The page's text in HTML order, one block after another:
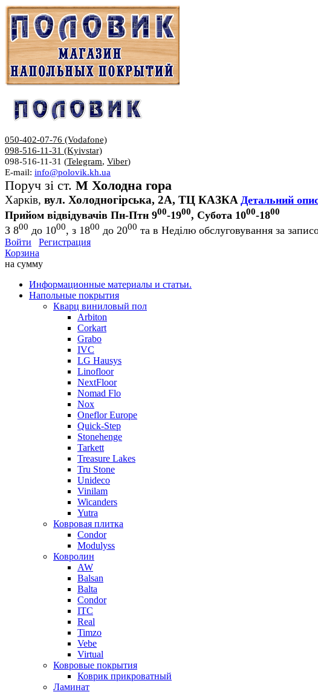
050-402-07-76 (Vodafone)
098-516-11-31 (Kyivstar)
098-516-11-31 (Telegram, Viber)
E-mail: info@polovik.kh.ua
Поруч зі ст. М Холодна гора
Харків, вул. Холодногірська, 2А, ТЦ КАЗКА Детальний
Прийом відвідувачів Пн-Птн 900-1900, Субота 1000-1800
З 800 до 1000, з 1800 до 2000 та в Неділю обслуговування за
Войти
Регистрация
Корзина
на сумму
Информационные материалы и статьи.
Напольные покрытия
Кварц виниловый пол
Arbiton
Corkart
Grabo
IVC
LG Hausys
Linofloor
NextFloor
Nomad Flo
Nox
Oneflor Europe
Quick-Step
Stonehenge
Tarkett
Treasure Lakes
Tru Stone
Unideco
Vinilam
Wicanders
Yutra
Ковровая плитка
Condor
Modulyss
Ковролин
AW
Balsan
Balta
Condor
ITC
Real
Timzo
Vebe
Virtual
Ковровые покрытия
Коврик прикроватный
Ламинат